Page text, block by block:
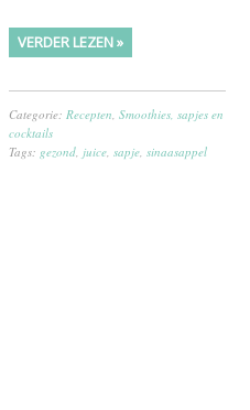
VERDER LEZEN »
Categorie:Recepten,Smoothies, sapjes en
cocktails
Tags: gezond,juice,sapje,sinaasappel